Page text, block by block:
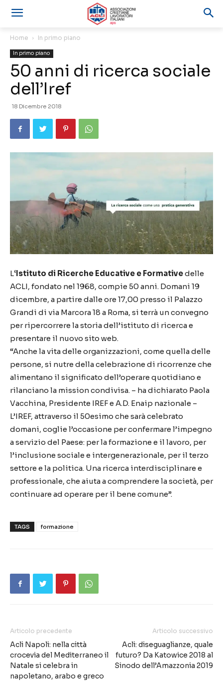
Home In primo piano
In primo piano
50 anni di ricerca sociale
dell’Iref
18 Dicembre 2018
L‘Istituto di Ricerche Educative e Formativedelle
ACLI, fondato nel 1968, compie 50 anni. Domani 19
dicembre, a partire dalle ore 17,00 presso il Palazzo
Grandi di via Marcora 18 a Roma, si terrà un convegno
per ripercorrere la storia dell’istituto di ricerca e
presentare il nuovo sito web.
“Anche la vita delle organizzazioni, come quella delle
persone, si nutre della celebrazione di ricorrenze che
alimentano il significato dell’operare quotidiano e
rilanciano la mission condivisa. – ha dichiarato Paola
Vacchina, Presidente IREF e A.D. Enaip nazionale –
L’IREF, attraverso il 50esimo che sarà celebrato
domani, coglie l’occasione per confermare l’impegno
a servizio del Paese: per la formazione e il lavoro, per
l’inclusione sociale e intergenerazionale, per il terzo
settore e la politica. Una ricerca interdisciplinare e
professionale, che aiuta a comprendere la società, per
continuare ad operare per il bene comune”.
TAGS formazione
Articolo precedente
Acli Napoli: nella città
crocevia del Mediterraneo il
Natale si celebra in
napoletano, arabo e greco
Articolo successivo
Acli: diseguaglianze, quale
futuro? Da Katowice 2018 al
Sinodo dell’Amazzonia 2019